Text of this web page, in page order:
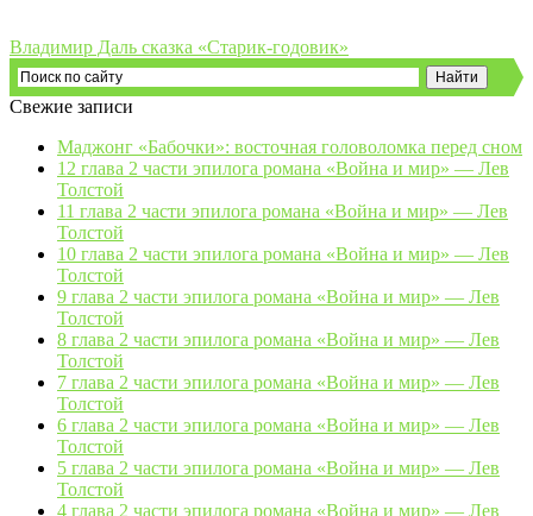
Владимир Даль сказка «Старик-годовик»
Свежие записи
Маджонг «Бабочки»: восточная головоломка перед сном
12 глава 2 части эпилога романа «Война и мир» — Лев
Толстой
11 глава 2 части эпилога романа «Война и мир» — Лев
Толстой
10 глава 2 части эпилога романа «Война и мир» — Лев
Толстой
9 глава 2 части эпилога романа «Война и мир» — Лев
Толстой
8 глава 2 части эпилога романа «Война и мир» — Лев
Толстой
7 глава 2 части эпилога романа «Война и мир» — Лев
Толстой
6 глава 2 части эпилога романа «Война и мир» — Лев
Толстой
5 глава 2 части эпилога романа «Война и мир» — Лев
Толстой
4 глава 2 части эпилога романа «Война и мир» — Лев